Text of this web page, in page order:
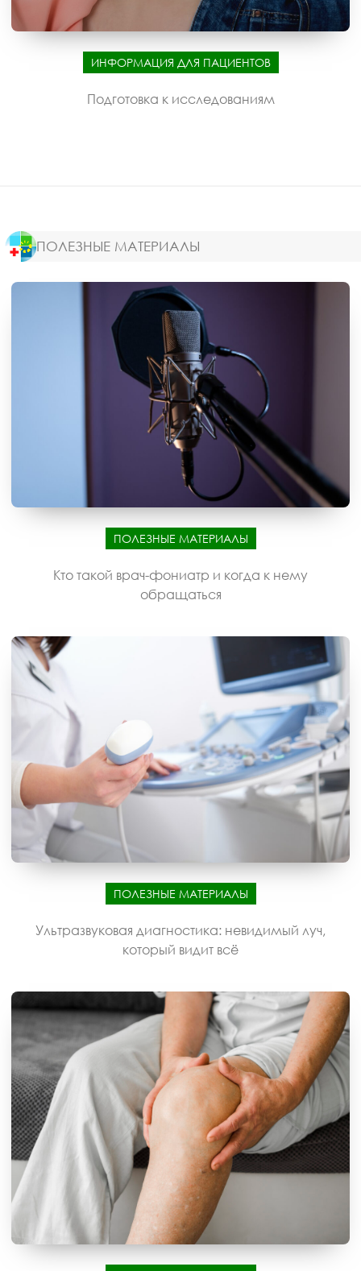
ИНФОРМАЦИЯ ДЛЯ ПАЦИЕНТОВ
Подготовка к исследованиям
ПОЛЕЗНЫЕ МАТЕРИАЛЫ
ПОЛЕЗНЫЕ МАТЕРИАЛЫ
Кто такой врач-фониатр и когда к нему
обращаться
ПОЛЕЗНЫЕ МАТЕРИАЛЫ
Ультразвуковая диагностика: невидимый луч,
который видит всё